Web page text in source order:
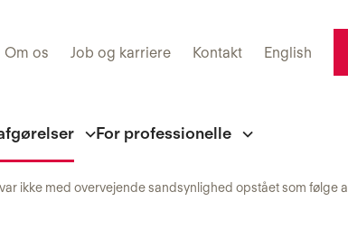
Om os Job og karriere Kontakt English
For professionelle
ikke med overvejende sandsynlighed opstået som følge